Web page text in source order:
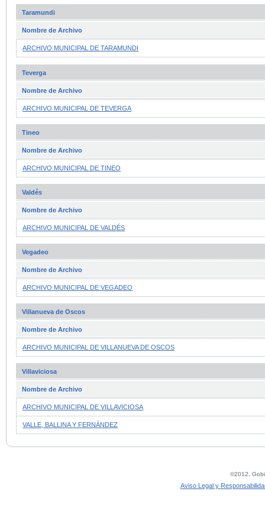
Taramundi
Nombre de Archivo
ARCHIVO MUNICIPAL DE TARAMUNDI
Teverga
Nombre de Archivo
ARCHIVO MUNICIPAL DE TEVERGA
Tineo
Nombre de Archivo
ARCHIVO MUNICIPAL DE TINEO
Valdés
Nombre de Archivo
ARCHIVO MUNICIPAL DE VALDÉS
Vegadeo
Nombre de Archivo
ARCHIVO MUNICIPAL DE VEGADEO
Villanueva de Oscos
Nombre de Archivo
ARCHIVO MUNICIPAL DE VILLANUEVA DE OSCOS
Villaviciosa
Nombre de Archivo
ARCHIVO MUNICIPAL DE VILLAVICIOSA
VALLE, BALLINA Y FERNÁNDEZ
©2012,
Aviso Legal y